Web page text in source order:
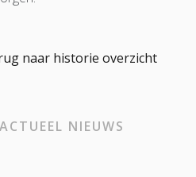
naar historie overzicht
ACTUEEL NIEUWS